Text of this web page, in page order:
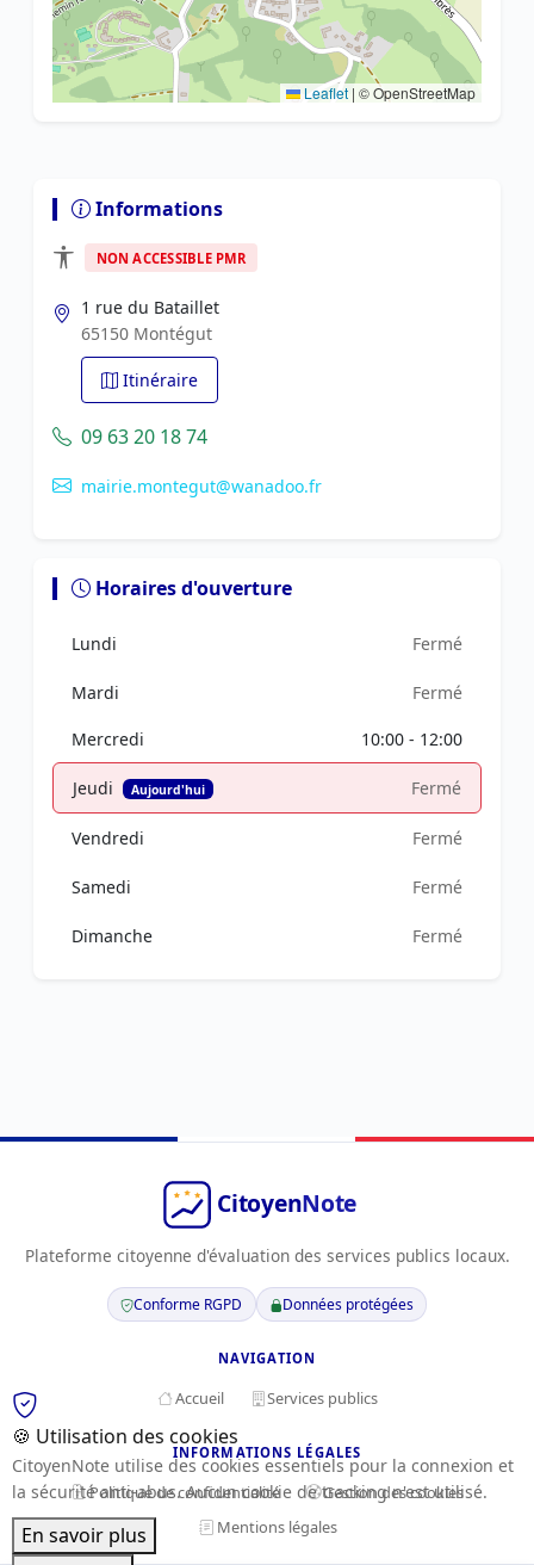
Leaflet | © OpenStreetMap
Informations
NON ACCESSIBLE PMR
1 rue du Bataillet
65150 Montégut
Itinéraire
09 63 20 18 74
mairie.montegut@wanadoo.fr
Horaires d'ouverture
Lundi Fermé
Mardi Fermé
Mercredi 10:00 - 12:00
Jeudi Aujourd'hui Fermé
Vendredi Fermé
Samedi Fermé
Dimanche Fermé
Plateforme citoyenne d'évaluation des services publics locaux.
Conforme RGPD Données protégées
NAVIGATION
Accueil Services publics
INFORMATIONS LÉGALES
Politique de confidentialité
Gestion des cookies
Mentions légales
🍪 Utilisation des cookies
CitoyenNote utilise des cookies essentiels pour la connexion et
la sécurité anti-abus. Aucun cookie de tracking n'est utilisé.
En savoir plus